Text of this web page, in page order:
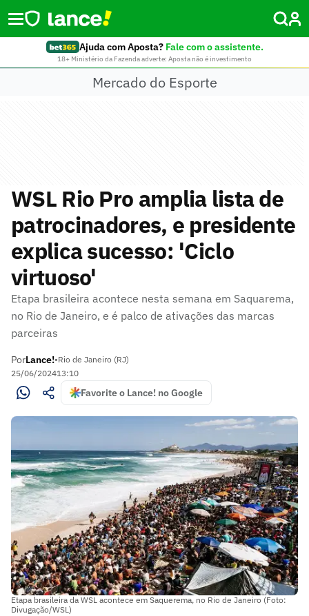
Ajuda com Aposta? Fale com o assistente.
18+ Ministério da Fazenda adverte: Aposta não é investimento
Mercado do Esporte
WSL Rio Pro amplia lista de
patrocinadores, e presidente
explica sucesso: 'Ciclo
virtuoso'
Etapa brasileira acontece nesta semana em Saquarema,
no Rio de Janeiro, e é palco de ativações das marcas
parceiras
PorLance!•Rio de Janeiro (RJ)
25/06/202413:10
Favorite o Lance! no Google
Etapa brasileira da WSL acontece em Saquerema, no Rio de Janeiro (Foto:
Divugação/WSL)